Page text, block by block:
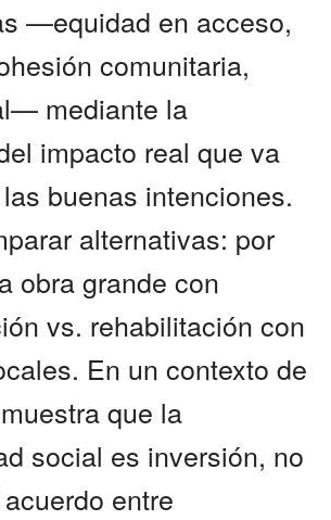
—equidad en acceso,
comunitaria,
mediante la
impacto real que va
buenas intenciones.
alternativas: por
obra grande con
vs. rehabilitación con
En un contexto de
que la
social es inversión, no
entre